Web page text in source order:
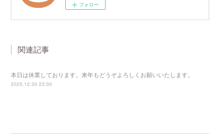
フォロー
関連記事
本日は休業しております。来年もどうぞよろしくお願いいたします。
2025.12.30 23:30